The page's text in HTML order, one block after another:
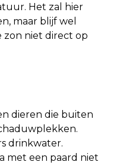
Het zal hier
maar blijf wel
zon niet direct op
dieren die buiten
drinkwater.
met een paard niet